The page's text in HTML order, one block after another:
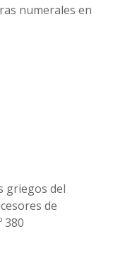
numerales en
griegos del
de
380